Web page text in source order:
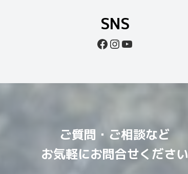
SNS
Facebook
Instagram
YouTube
ご質問・ご相談など
お気軽にお問合せください